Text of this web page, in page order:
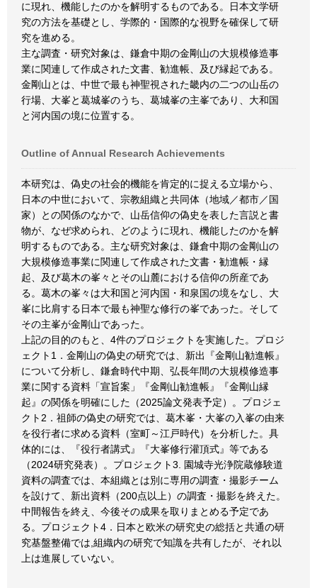
に現れ、機能したのかを解明するものである。日本文学研
究の方法を基礎とし、学際的・国際的な視野を確保して研
究を進める。
主な調査・研究対象は、鎌倉中期の金剛山の大規模修造事
業に関連して作成された文書、勧進帳、及び縁起である。
金剛山とは、中世で最も神聖視された畿内の二つの山岳の
行場、大峯と葛城峯のうち、葛城峯の主峯であり、大和国
と河内国の境に位置する。
Outline of Annual Research Achievements
本研究は、偽史の社会的機能を肯定的に捉える立場から、
日本の中世において、宗教組織と共同体（地域／都市／国
家）との関係のなかで、山岳信仰の偽史を表した言説と書
物が、なぜ求められ、どのように現れ、機能したのかを解
明するものである。主な研究対象は、鎌倉中期の金剛山の
大規模修造事業に関連して作成された文書・勧進帳・縁
起、及び葛木の峯々とその山麓における信仰の所産であ
る。葛木の峯々は大和国と河内国・和泉国の境をなし、大
峯に比肩する日本で最も神聖な修行の峯であった。そして
その主峯が金剛山であった。
上記の目的のもと、4件のプロジェクトを実施した。プロジ
ェクト1．金剛山の偽史の研究では、新出『金剛山勧進帳』
について分析し、鎌倉時代中期、弘長年間の大規模修造事
業に関する資料「宣旨案」『金剛山勧進帳』『金剛山縁
起』の関係を明確にした（2025論文発表予定）。プロジェ
クト2．祖師の偽史の研究では、葛木峯・大峯の入峯の由来
を役行者に求める資料（室町～江戸時代）を分析した。具
体的には、『役行者講式』『大峯修行灌頂式』等である
（2024研究発表）。プロジェクト3. 園城寺光浄院蔵修験道
資料の調査では、本組織とは別に専用の調査・撮影チーム
を設けて、新出資料（200点以上）の調査・撮影を終えた。
中間報告を終え、今後その成果を取りまとめる予定であ
る。プロジェクト4．日本と欧米の研究史の総括と共通の研
究基盤整備では,組織内の研究で知識を共有したが、それ以
上は進展していない。